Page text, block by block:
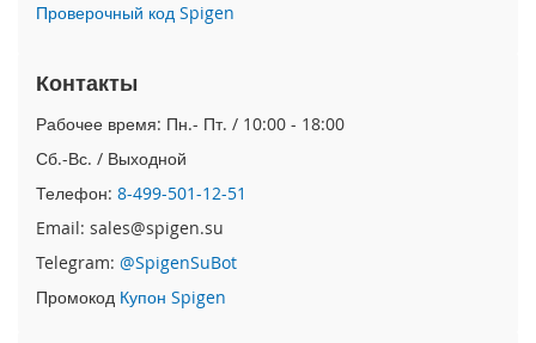
i
o
n
e
A
i
r
i
P
h
Проверочный код Spigen
Контакты
Рабочее время: Пн.- Пт. / 10:00 - 18:00
Сб.-Вс. / Выходной
Телефон: 8-499-501-12-51
Email: sales@spigen.su
Telegram: @SpigenSuBot
Промокод Купон Spigen